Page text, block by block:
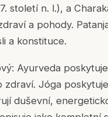
století n. l.), a
a pohody.
a konstituce.
Ayurveda
Jóga
duševní,